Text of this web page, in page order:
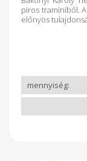
piros traminiből.
előnyös